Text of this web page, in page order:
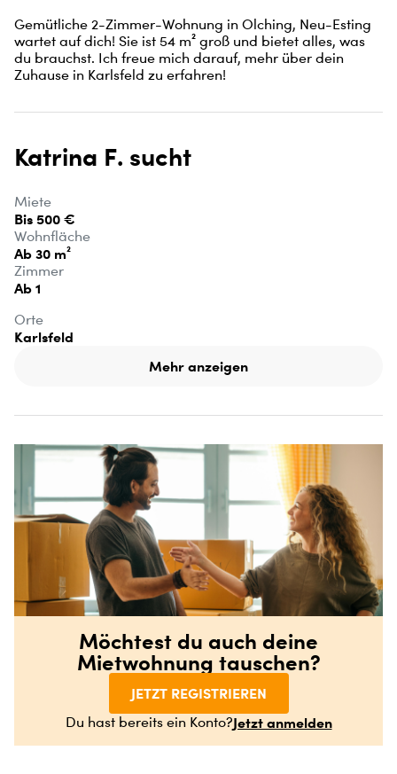
Gemütliche 2-Zimmer-Wohnung in Olching, Neu-Esting
wartet auf dich! Sie ist 54 m² groß und bietet alles, was
du brauchst. Ich freue mich darauf, mehr über dein
Zuhause in Karlsfeld zu erfahren!
Katrina F. sucht
Miete
Bis 500 €
Wohnfläche
Ab 30 m²
Zimmer
Ab 1
Orte
Karlsfeld
Mehr anzeigen
Möchtest du auch deine
Mietwohnung tauschen?
JETZT REGISTRIEREN
Du hast bereits ein Konto?Jetzt anmelden